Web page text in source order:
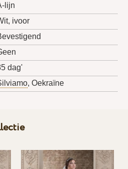
lijn
ivoor
dag'
, Oekraïne